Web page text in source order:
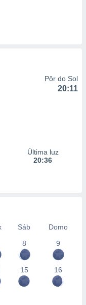
Pôr do Sol
20:11
Última luz
20:36
Sáb
Domo
8 9
15 16